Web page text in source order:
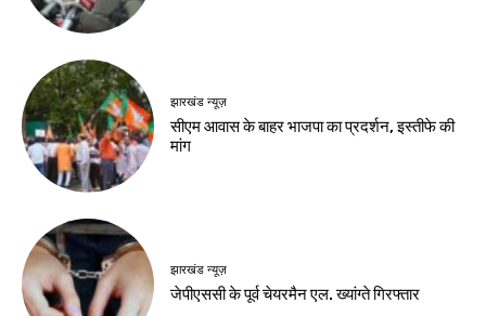
झारखंड न्यूज़
सीएम आवास के बाहर भाजपा का प्रदर्शन, इस्तीफे की
मांग
झारखंड न्यूज़
जेपीएससी के पूर्व चेयरमैन एल. ख्यांग्ते गिरफ्तार